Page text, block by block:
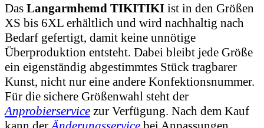
Das Langarmhemd TIKITIKI ist in den Größen
XS bis 6XL erhältlich und wird nachhaltig nach
Bedarf gefertigt, damit keine unnötige
Überproduktion entsteht. Dabei bleibt jede Größe
ein eigenständig abgestimmtes Stück tragbarer
Kunst, nicht nur eine andere Konfektionsnummer.
Für die sichere Größenwahl steht der
Anprobierservice zur Verfügung. Nach dem Kauf